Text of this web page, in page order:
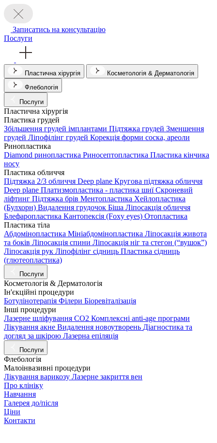
Записатись на консультацію
Послуги
Пластична хірургія
Косметологія & Дерматологія
Флебологія
Послуги
Пластична хірургія
Пластика грудей
Збільшення грудей імплантами Підтяжка грудей Зменшення
грудей Ліпофілінг грудей Корекція форми соска, ареоли
Ринопластика
Diamond ринопластика Риносептопластика Пластика кінчика
носу
Пластика обличчя
Підтяжка 2/3 обличчя Deep plane Кругова підтяжка обличчя
Deep plane Платизмопластика - пластика шиї Скроневий
ліфтинг Підтяжка брів Ментопластика Хейлопластика
(Булхорн) Видалення грудочок Біша Ліпосакція обличчя
Блефаропластика Кантопексія (Foxy eyes) Отопластика
Пластика тіла
Абдомінопластика Мініабдомінопластика Ліпосакція живота
та боків Ліпосакція спини Ліпосакція ніг та стегон (“вушок”)
Ліпосакція рук Ліпофілінг сідниць Пластика сідниць
(глютеопластика)
Послуги
Косметологія & Дерматологія
Ін'єкційні процедури
Ботулінотерапія Філери Біоревіталізація
Інші процедури
Лазерне шліфування СО2 Комплексні anti-age програми
Лікування акне Видалення новоутворень Діагностика та
догляд за шкірою Лазерна епіляція
Послуги
Флебологія
Малоінвазивні процедури
Лікування варикозу Лазерне закриття вен
Про клініку
Навчання
Галерея до/після
Ціни
Контакти